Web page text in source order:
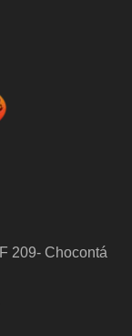
209- Chocontá